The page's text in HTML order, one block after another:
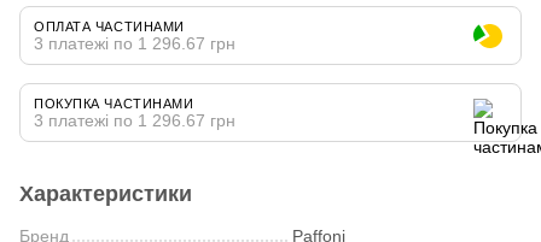
ОПЛАТА ЧАСТИНАМИ
3 платежі по 1 296.67 грн
ПОКУПКА ЧАСТИНАМИ
3 платежі по 1 296.67 грн
Характеристики
Бренд Paffoni